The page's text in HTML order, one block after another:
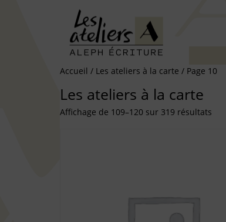
Accueil / Les ateliers à la carte / Page 10
Les ateliers à la carte
Affichage de 109–120 sur 319 résultats